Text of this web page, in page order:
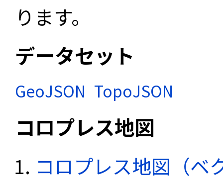
ります。
データセット
GeoJSON TopoJSON
コロプレス地図
コロプレス地図（ベ